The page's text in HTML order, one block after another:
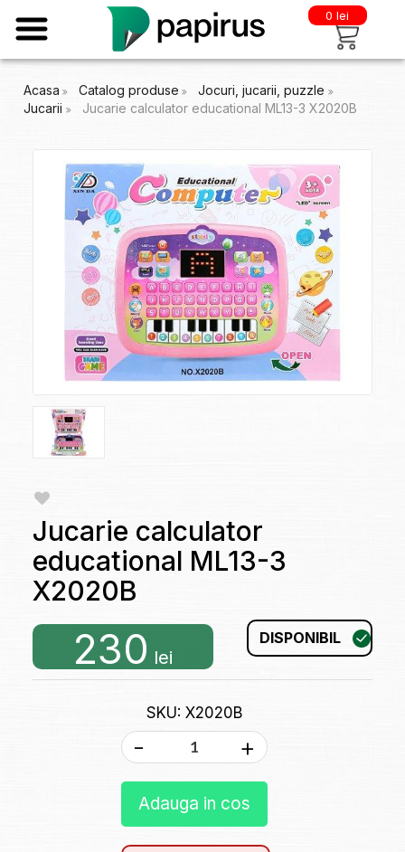
0 lei
Acasa Catalog produse
Jocuri, jucarii, puzzle
Jucarii
Jucarie calculator educational ML13-3 X2020B
Jucarie calculator
educational ML13-3
X2020B
230 lei
DISPONIBIL
SKU: X2020B
- +
Adauga in cos